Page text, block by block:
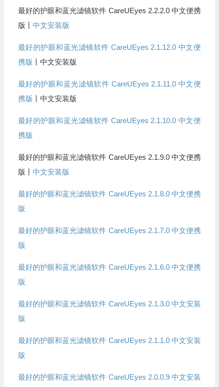
最好的护眼和蓝光滤镜软件 CareUEyes 2.2.2.0 中文便携
版丨 中文安装版
最好的护眼和蓝光滤镜软件 CareUEyes 2.1.12.0 中文便
携版 丨中文安装版
最好的护眼和蓝光滤镜软件 CareUEyes 2.1.11.0 中文便
携版 丨中文安装版
最好的护眼和蓝光滤镜软件 CareUEyes 2.1.10.0 中文便
携版
最好的护眼和蓝光滤镜软件 CareUEyes 2.1.9.0 中文便携
版丨 中文安装版
最好的护眼和蓝光滤镜软件 CareUEyes 2.1.8.0 中文便携
版
最好的护眼和蓝光滤镜软件 CareUEyes 2.1.7.0 中文便携
版
最好的护眼和蓝光滤镜软件 CareUEyes 2.1.6.0 中文便携
版
最好的护眼和蓝光滤镜软件 CareUEyes 2.1.3.0 中文安装
版
最好的护眼和蓝光滤镜软件 CareUEyes 2.1.1.0 中文安装
版
最好的护眼和蓝光滤镜软件 CareUEyes 2.0.0.9 中文安装